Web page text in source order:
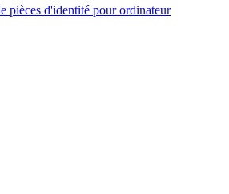
pièces d'identité pour ordinateur